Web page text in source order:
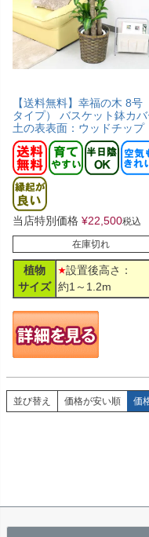
【送料無料】幸福の木 8号
タイプ） バスケット鉢カバ
土の表表面：ウッドチップ
当店特別価格 ¥22,500税込
在庫切れ
植物
サイズ
設置後高さ：
約1～1.2m
並び替え 価格が安い順 価